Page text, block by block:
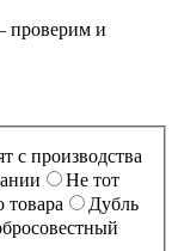
проверим и
с производства
Не тот
товара
Дубль